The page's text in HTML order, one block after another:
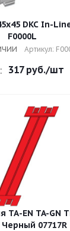
DKC In-
F0000L
Артикул:
317 руб./шт
EN TA-GN
07717R